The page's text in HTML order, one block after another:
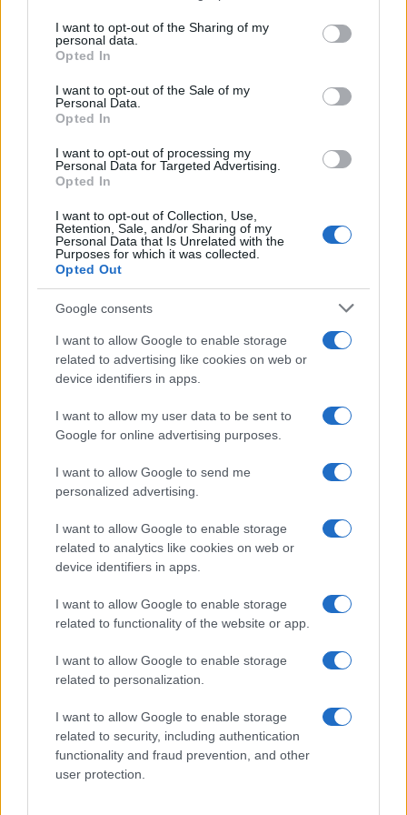
not limited to your visit or usage behaviour. You may click to
grant or deny consent to Google and its third-party tags to
use your data for below specified purposes in below Google
consent section.
I want to opt-out of the Sharing of my
personal data.
Opted In
I want to opt-out of the Sale of my
Personal Data.
Opted In
I want to opt-out of processing my
Personal Data for Targeted Advertising.
Opted In
I want to opt-out of Collection, Use,
Retention, Sale, and/or Sharing of my
Personal Data that Is Unrelated with the
Purposes for which it was collected.
Opted Out
Google consents
I want to allow Google to enable storage
related to advertising like cookies on web or
device identifiers in apps.
I want to allow my user data to be sent to
Google for online advertising purposes.
I want to allow Google to send me
personalized advertising.
I want to allow Google to enable storage
related to analytics like cookies on web or
device identifiers in apps.
I want to allow Google to enable storage
related to functionality of the website or app.
I want to allow Google to enable storage
related to personalization.
I want to allow Google to enable storage
related to security, including authentication
functionality and fraud prevention, and other
user protection.
verso dati misurati . Per le microimprese, si
privilegiano indicatori essenziali e si imposta un
temi materiali. Con fornitori esteri, si
standardizzano le definizioni e si offrono tabelle di
conversione per unità e fattori di emissione,
mantenendo latracciabilitàdelle assunzioni. Se la
categorie omogenee di fornitori e a fattori medi,
con aggiornamenti periodici quando emergono dati
primari migliori.
Quando esistono sovrapposizioni tra standard, si
decide unagerarchiaESRS per il perimetro e la
divulgazione, GHG Protocol per il calcolo delle
GRI per ampliare la rendicontazione d’impatto.
Documentare questa gerarchia rende coerenti
scelte e verifiche.
Governance, controlli e valore per il
business
chiare: ildatonasce nei processi, viene controllato
dalle funzioni, e viene consolidato in un presidio
centrale. Policy, procedure e deleghe formalizzano
ruoli e frequenze. Lanarrativa
strategie: obiettivi, piani, investimenti e rischi. Il
valore per il business deriva da tre elementi:
riduzione del rischio informativo, efficienza
operativa nella raccolta e miglioramento